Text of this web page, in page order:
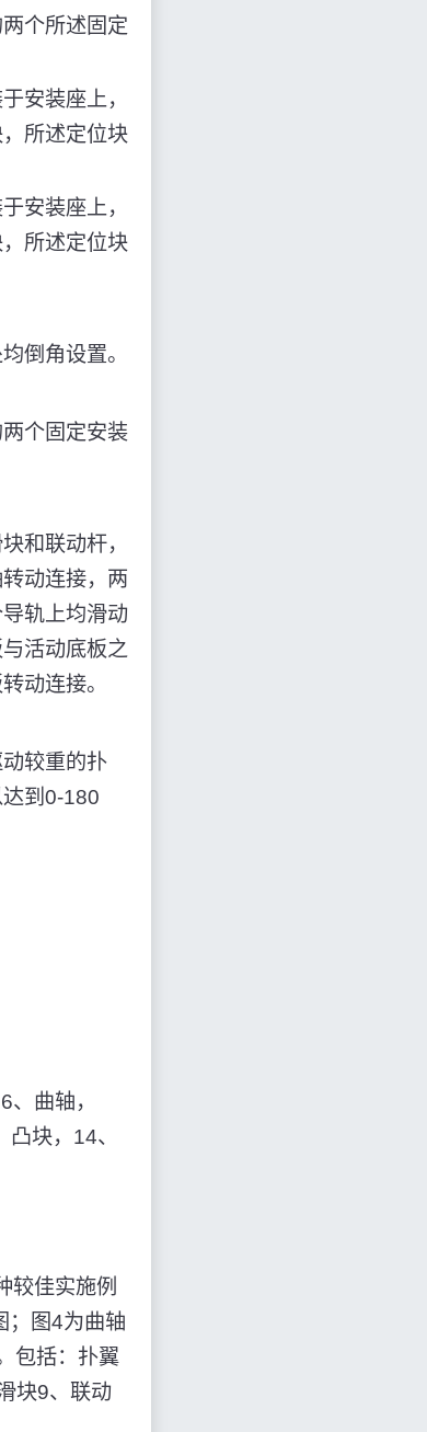
个所述固定
安装座上，
所述定位块
安装座上，
所述定位块
倒角设置。
个固定安装
和联动杆，
动连接，两
轨上均滑动
活动底板之
动连接。
较重的扑
到0-180
曲轴，
块，14、
较佳实施例
；图4为曲轴
包括：扑翼
块9、联动